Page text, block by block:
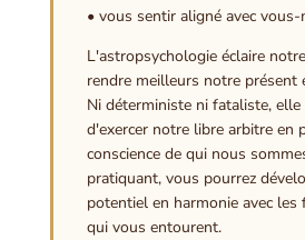
• vous sentir aligné avec vous-
L'astropsychologie éclaire
rendre meilleurs notre présent
Ni déterministe ni fataliste,
d'exercer notre libre arbitre en
conscience de qui nous
pratiquant, vous pourrez
potentiel en harmonie avec les
qui vous entourent.